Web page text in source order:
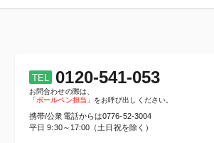
TEL 0120-541-053
お問合わせの際は、
「ボールペン担当 」をお呼び出しください。
携帯/公衆電話からは0776-52-3004
平日 9:30～17:00（土日祝を除く）